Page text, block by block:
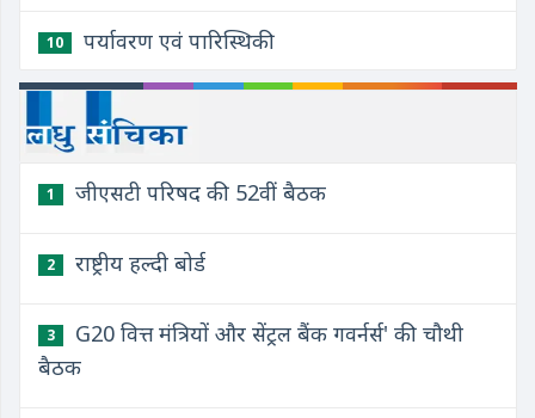
10 पर्यावरण एवं पारिस्थिकी
1 जीएसटी परिषद की 52वीं बैठक
2 राष्ट्रीय हल्दी बोर्ड
3
G20 वित्त मंत्रियों और सेंट्रल बैंक गवर्नर्स' की चौथी
बैठक